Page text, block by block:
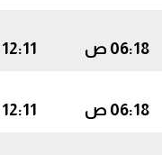
06:18 ص 12:11 م
06:18 ص 12:11 م